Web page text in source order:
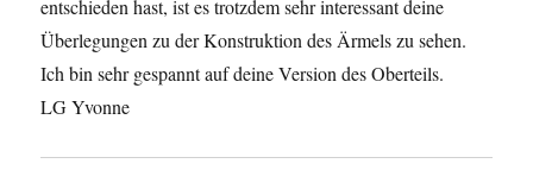
entschieden hast, ist es trotzdem sehr interessant deine
Überlegungen zu der Konstruktion des Ärmels zu sehen.
Ich bin sehr gespannt auf deine Version des Oberteils.
LG Yvonne